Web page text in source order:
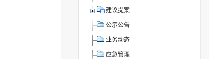
建议提案
公示公告
业务动态
应急管理